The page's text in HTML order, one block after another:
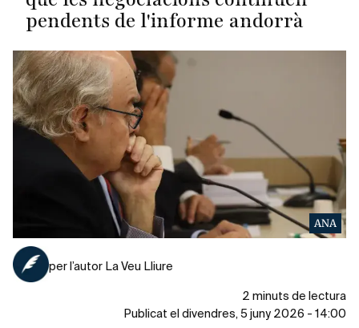
pendents de l'informe andorrà
ANA
per l’autor La Veu Lliure
2 minuts de lectura
Publicat el divendres, 5 juny 2026 - 14:00